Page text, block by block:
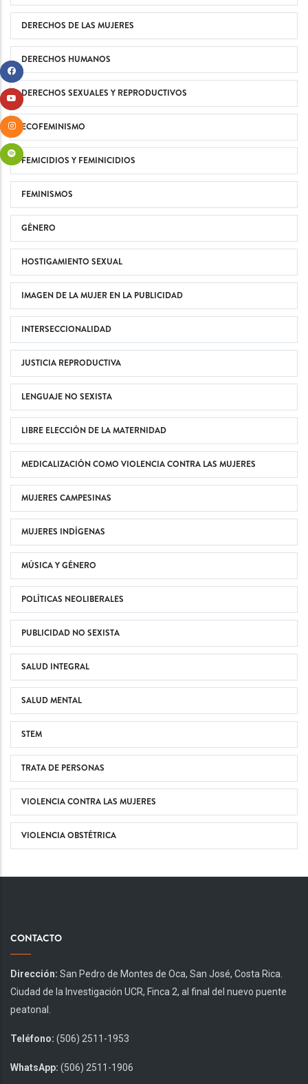
DERECHOS DE LAS MUJERES
DERECHOS HUMANOS
DERECHOS SEXUALES Y REPRODUCTIVOS
ECOFEMINISMO
FEMICIDIOS Y FEMINICIDIOS
FEMINISMOS
GÉNERO
HOSTIGAMIENTO SEXUAL
IMAGEN DE LA MUJER EN LA PUBLICIDAD
INTERSECCIONALIDAD
JUSTICIA REPRODUCTIVA
LENGUAJE NO SEXISTA
LIBRE ELECCIÓN DE LA MATERNIDAD
MEDICALIZACIÓN COMO VIOLENCIA CONTRA LAS MUJERES
MUJERES CAMPESINAS
MUJERES INDÍGENAS
MÚSICA Y GÉNERO
POLÍTICAS NEOLIBERALES
PUBLICIDAD NO SEXISTA
SALUD INTEGRAL
SALUD MENTAL
STEM
TRATA DE PERSONAS
VIOLENCIA CONTRA LAS MUJERES
VIOLENCIA OBSTÉTRICA
CONTACTO
Dirección: San Pedro de Montes de Oca, San José, Costa Rica.
Ciudad de la Investigación UCR, Finca 2, al final del nuevo puente
peatonal.
Teléfono: (506) 2511-1953
WhatsApp: (506) 2511-1906